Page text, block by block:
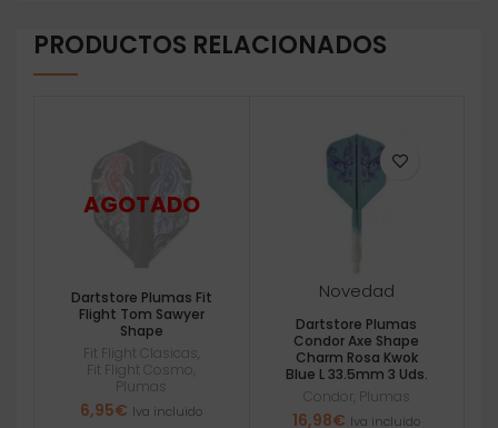
PRODUCTOS RELACIONADOS
Dartstore Plumas Fit
Flight Tom Sawyer
Shape
Fit Flight Clasicas
Fit Flight Cosmo
Plumas
6,95€ Iva incluido
Novedad
Dartstore Plumas
Condor Axe Shape
Charm Rosa Kwok
Blue L 33.5mm 3 Uds.
Condor Plumas
16,98€ Iva incluido